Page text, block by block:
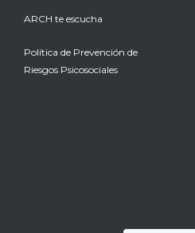
ARCH te escucha
Política de Prevención de
Riesgos Psicosociales